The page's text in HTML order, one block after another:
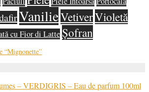
VanilieVetiverVioletă
cu Fior di Latte Șofran
“Mignonette”
– VERDIGRIS – Eau de parfum 100ml